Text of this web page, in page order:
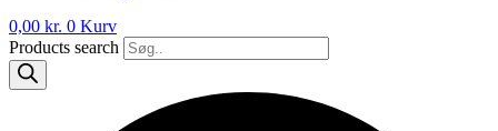
0,00 kr. 0 Kurv
Products search